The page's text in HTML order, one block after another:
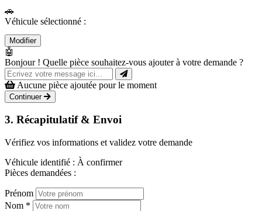
🚗
Véhicule sélectionné :
Modifier
🤖
Bonjour ! Quelle pièce souhaitez-vous ajouter à votre demande ?
Aucune pièce ajoutée pour le moment
Continuer
3. Récapitulatif & Envoi
Vérifiez vos informations et validez votre demande
Véhicule identifié : À confirmer
Pièces demandées :
Prénom
Nom *